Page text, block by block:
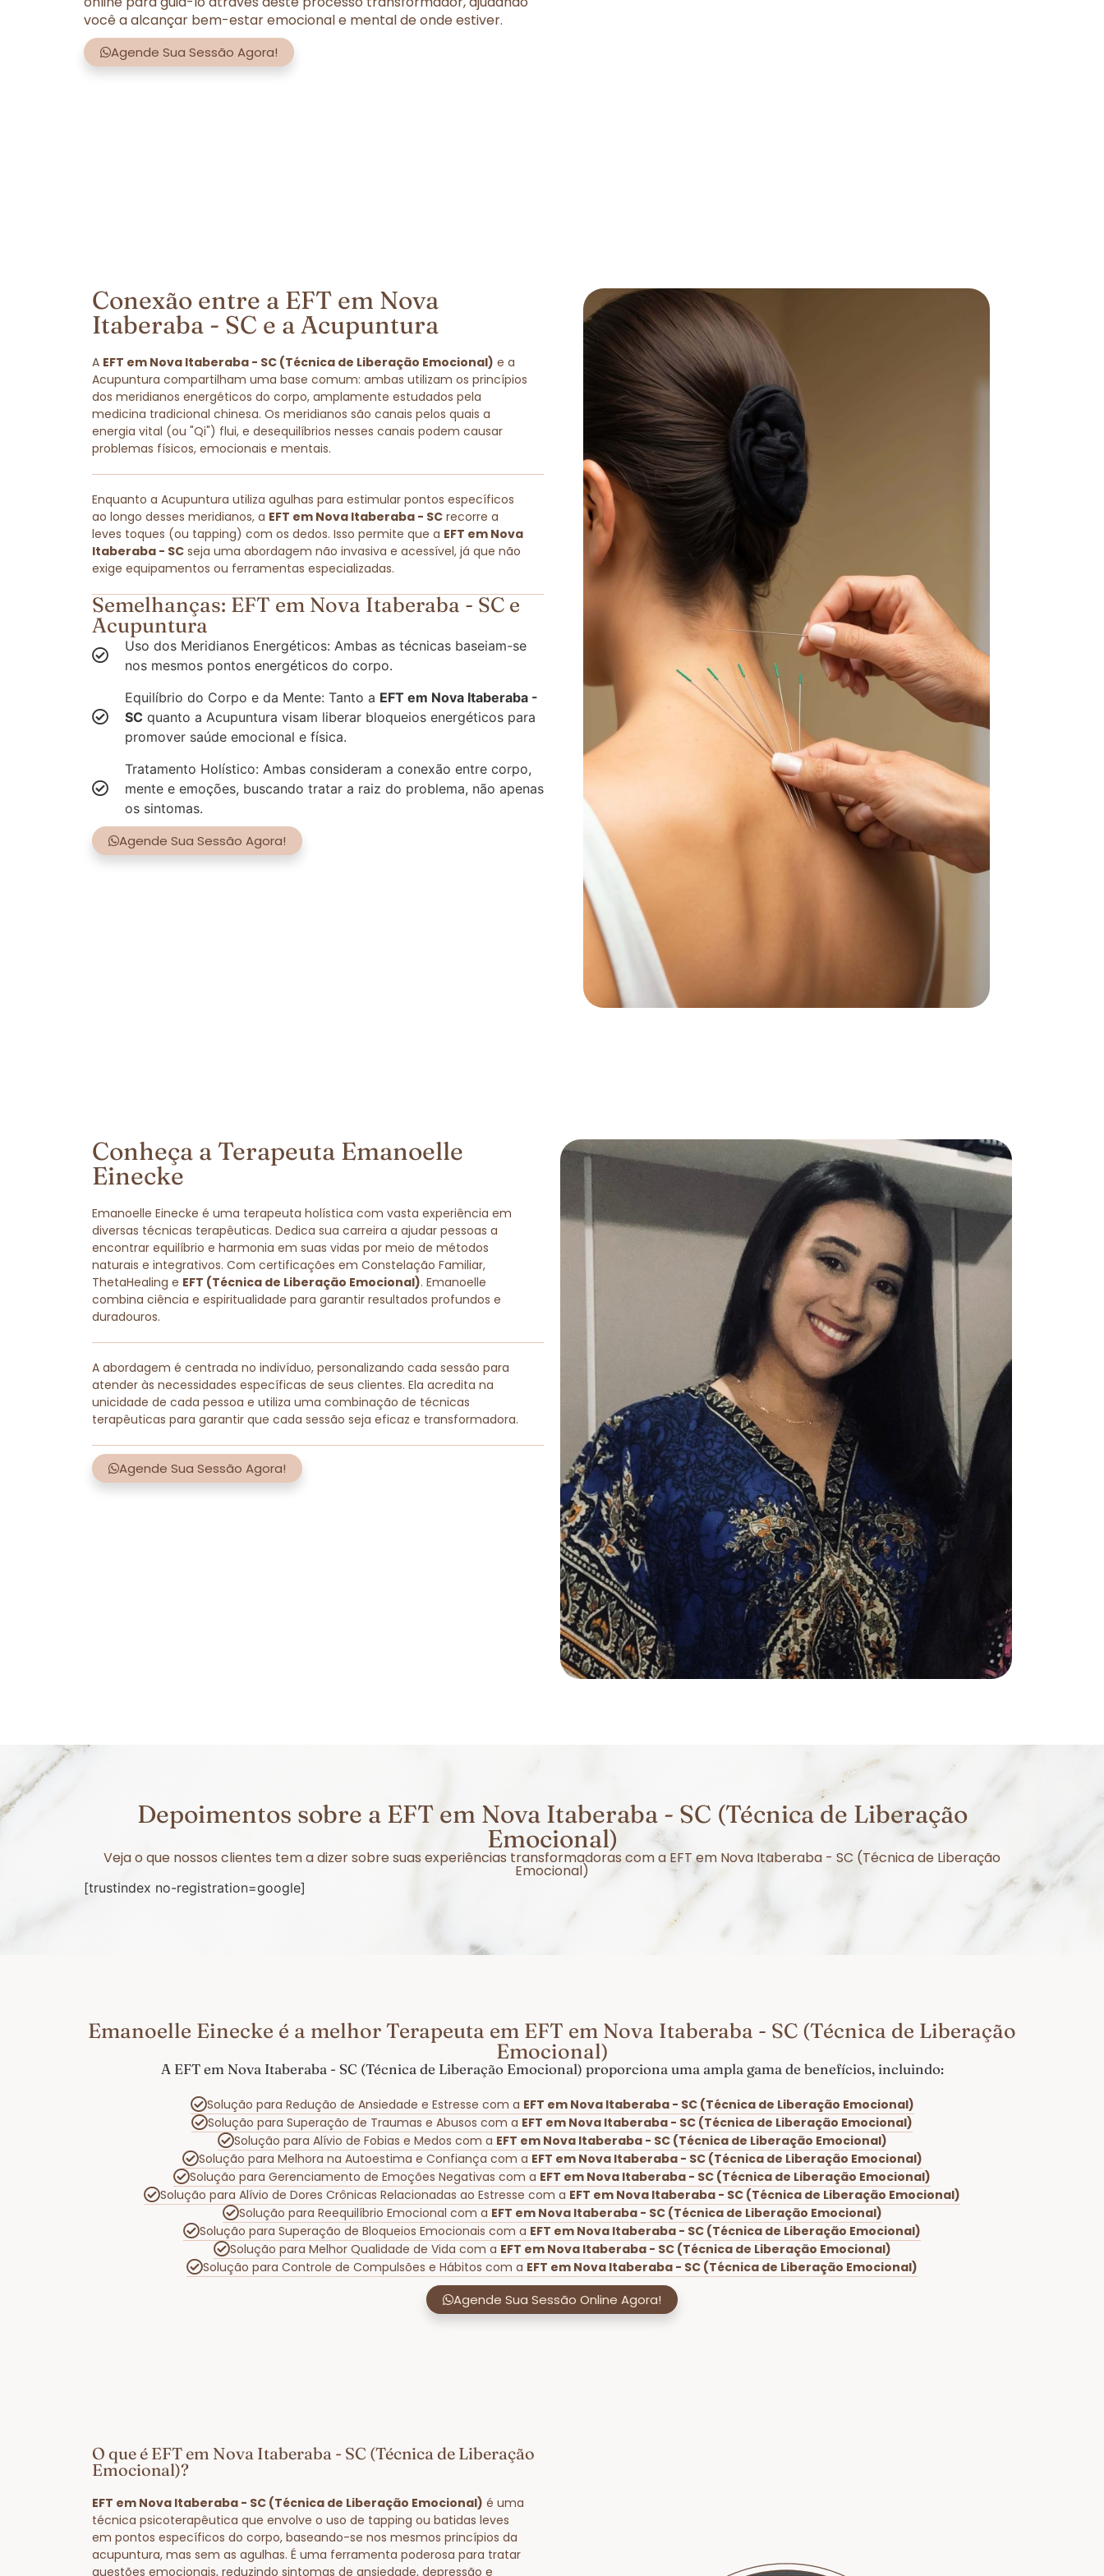
você a alcançar bem-estar emocional e mental de onde estiver.
Agende Sua Sessão Agora!
Conexão entre a EFT em Nova
Itaberaba - SC e a Acupuntura
A EFT em Nova Itaberaba - SC (Técnica de Liberação Emocional) e a
Acupuntura compartilham uma base comum: ambas utilizam os princípios
dos meridianos energéticos do corpo, amplamente estudados pela
medicina tradicional chinesa. Os meridianos são canais pelos quais a
energia vital (ou "Qi") flui, e desequilíbrios nesses canais podem causar
problemas físicos, emocionais e mentais.
Enquanto a Acupuntura utiliza agulhas para estimular pontos específicos
ao longo desses meridianos, a EFT em Nova Itaberaba - SC recorre a
leves toques (ou tapping) com os dedos. Isso permite que a EFT em Nova
Itaberaba - SC seja uma abordagem não invasiva e acessível, já que não
exige equipamentos ou ferramentas especializadas.
Semelhanças: EFT em Nova Itaberaba - SC e
Acupuntura
Uso dos Meridianos Energéticos: Ambas as técnicas baseiam-se
nos mesmos pontos energéticos do corpo.
Equilíbrio do Corpo e da Mente: Tanto a EFT em Nova Itaberaba -
SC quanto a Acupuntura visam liberar bloqueios energéticos para
promover saúde emocional e física.
Tratamento Holístico: Ambas consideram a conexão entre corpo,
mente e emoções, buscando tratar a raiz do problema, não apenas
os sintomas.
Agende Sua Sessão Agora!
Conheça a Terapeuta Emanoelle
Einecke
Emanoelle Einecke é uma terapeuta holística com vasta experiência em
diversas técnicas terapêuticas. Dedica sua carreira a ajudar pessoas a
encontrar equilíbrio e harmonia em suas vidas por meio de métodos
naturais e integrativos. Com certificações em Constelação Familiar,
ThetaHealing e EFT (Técnica de Liberação Emocional). Emanoelle
combina ciência e espiritualidade para garantir resultados profundos e
duradouros.
A abordagem é centrada no indivíduo, personalizando cada sessão para
atender às necessidades específicas de seus clientes. Ela acredita na
unicidade de cada pessoa e utiliza uma combinação de técnicas
terapêuticas para garantir que cada sessão seja eficaz e transformadora.
Agende Sua Sessão Agora!
Depoimentos sobre a EFT em Nova Itaberaba - SC (Técnica de Liberação
Emocional)
Veja o que nossos clientes tem a dizer sobre suas experiências transformadoras com a EFT em Nova Itaberaba - SC (Técnica de Liberação
Emocional)
[trustindex no-registration=google]
Emanoelle Einecke é a melhor Terapeuta em EFT em Nova Itaberaba - SC (Técnica de Liberação
Emocional)
A EFT em Nova Itaberaba - SC (Técnica de Liberação Emocional) proporciona uma ampla gama de benefícios, incluindo:
Solução para Redução de Ansiedade e Estresse com a EFT em Nova Itaberaba - SC (Técnica de Liberação Emocional)
Solução para Superação de Traumas e Abusos com a EFT em Nova Itaberaba - SC (Técnica de Liberação Emocional)
Solução para Alívio de Fobias e Medos com a EFT em Nova Itaberaba - SC (Técnica de Liberação Emocional)
Solução para Melhora na Autoestima e Confiança com a EFT em Nova Itaberaba - SC (Técnica de Liberação Emocional)
Solução para Gerenciamento de Emoções Negativas com a EFT em Nova Itaberaba - SC (Técnica de Liberação Emocional)
Solução para Alívio de Dores Crônicas Relacionadas ao Estresse com a EFT em Nova Itaberaba - SC (Técnica de Liberação Emocional)
Solução para Reequilíbrio Emocional com a EFT em Nova Itaberaba - SC (Técnica de Liberação Emocional)
Solução para Superação de Bloqueios Emocionais com a EFT em Nova Itaberaba - SC (Técnica de Liberação Emocional)
Solução para Melhor Qualidade de Vida com a EFT em Nova Itaberaba - SC (Técnica de Liberação Emocional)
Solução para Controle de Compulsões e Hábitos com a EFT em Nova Itaberaba - SC (Técnica de Liberação Emocional)
Agende Sua Sessão Online Agora!
O que é EFT em Nova Itaberaba - SC (Técnica de Liberação
Emocional)?
EFT em Nova Itaberaba - SC (Técnica de Liberação Emocional) é uma
técnica psicoterapêutica que envolve o uso de tapping ou batidas leves
em pontos específicos do corpo, baseando-se nos mesmos princípios da
acupuntura, mas sem as agulhas. É uma ferramenta poderosa para tratar
questões emocionais, reduzindo sintomas de ansiedade, depressão e